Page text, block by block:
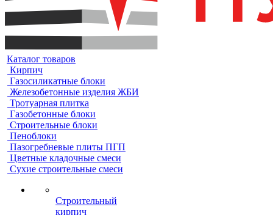
Каталог товаров
Кирпич
Газосиликатные блоки
Железобетонные изделия ЖБИ
Тротуарная плитка
Газобетонные блоки
Строительные блоки
Пеноблоки
Пазогребневые плиты ПГП
Цветные кладочные смеси
Сухие строительные смеси
Строительный
кирпич